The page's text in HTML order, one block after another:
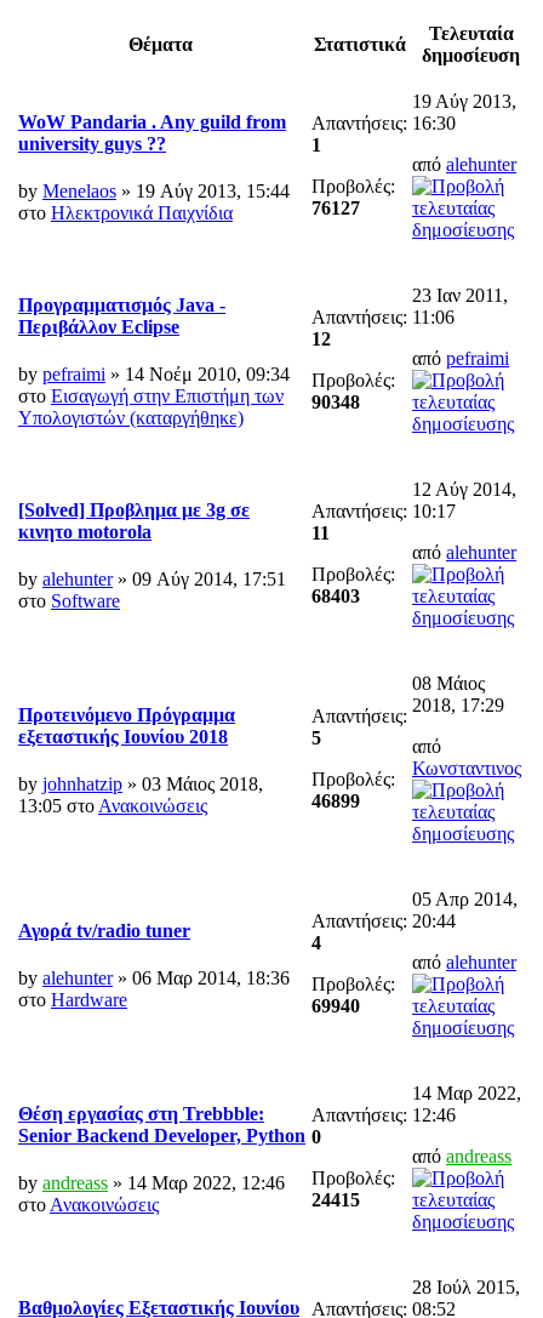
Θέματα Στατιστικά
Τελευταία
δημοσίευση
WoW Pandaria . Any guild from
university guys ??
by Menelaos » 19 Αύγ 2013, 15:44
στο Ηλεκτρονικά Παιχνίδια
Απαντήσεις:
1
Προβολές:
76127
19 Αύγ 2013,
16:30
από alehunter
Προγραμματισμός Java -
Περιβάλλον Eclipse
by pefraimi » 14 Νοέμ 2010, 09:34
στο Εισαγωγή στην Επιστήμη των
Υπολογιστών (καταργήθηκε)
Απαντήσεις:
12
Προβολές:
90348
23 Ιαν 2011,
11:06
από pefraimi
[Solved] Προβλημα με 3g σε
κινητο motorola
by alehunter» 09 Αύγ 2014, 17:51
στο Software
Απαντήσεις:
11
Προβολές:
68403
12 Αύγ 2014,
10:17
από alehunter
Προτεινόμενο Πρόγραμμα
εξεταστικής Ιουνίου 2018
by johnhatzip » 03 Μάιος 2018,
13:05 στοΑνακοινώσεις
Απαντήσεις:
5
Προβολές:
46899
08 Μάιος
2018, 17:29
από
Κωνσταντινος
Αγορά tv/radio tuner
by alehunter» 06 Μαρ 2014, 18:36
στο Hardware
Απαντήσεις:
4
Προβολές:
69940
05 Απρ 2014,
20:44
από alehunter
Θέση εργασίας στη Trebbble:
Senior Backend Developer, Python
by andreass » 14 Μαρ 2022, 12:46
στοΑνακοινώσεις
Απαντήσεις:
0
Προβολές:
24415
14 Μαρ 2022,
12:46
από andreass
Βαθμολογίες Εξεταστικής Ιουνίου Απαντήσεις:
28 Ιούλ 2015,
08:52